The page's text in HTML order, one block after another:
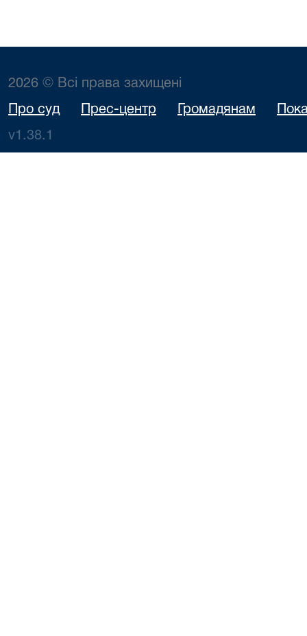
2026 © Всі права захищені
Про суд Прес-центр Громадянам
v1.38.1